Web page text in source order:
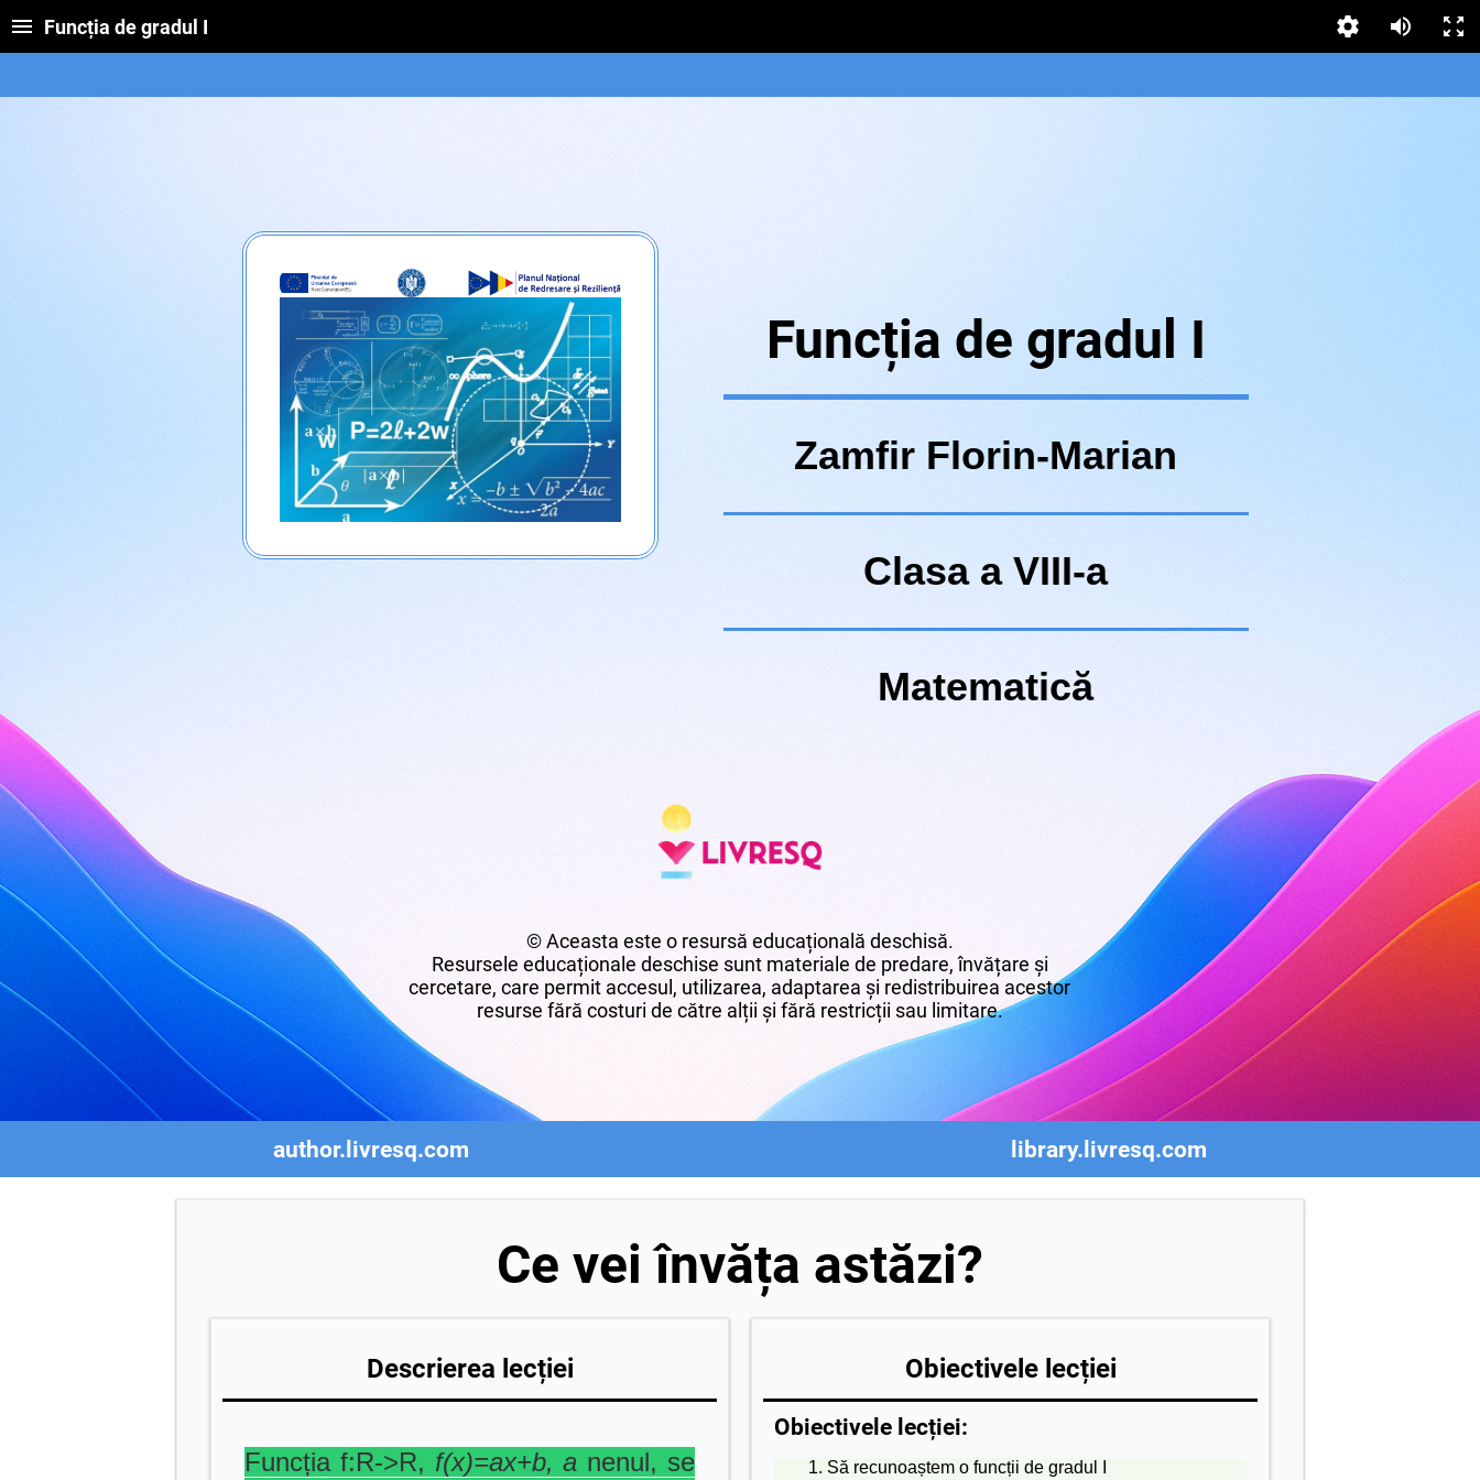
Funcția de gradul I
Funcția de gradul I
Zamfir Florin-Marian
Clasa a VIII-a
Matematică
© Aceasta este o resursă educațională deschisă.
Resursele educaționale deschise sunt materiale de predare, învățare și
cercetare, care permit accesul, utilizarea, adaptarea și redistribuirea acestor
resurse fără costuri de către alții și fără restricții sau limitare.
author.livresq.com library.livresq.com
Ce vei învăța astăzi?
Descrierea lecției
Funcția f:R->R, f(x)=ax+b, a nenul, se
Obiectivele lecției
Obiectivele lecției:
Să recunoaștem o funcții de gradul I